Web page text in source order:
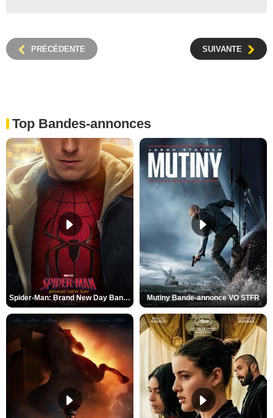
PRÉCÉDENTE SUIVANTE
Top Bandes-annonces
Spider-Man: Brand New Day Bande-annonce VO STFR Mutiny Bande-annonce VO STFR